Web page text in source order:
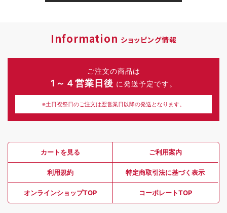
Information ショッピング情報
ご注文の商品は
1～４営業日後 に発送予定です。
※土日祝祭日のご注文は翌営業日以降の発送となります。
カートを見る ご利用案内
利用規約 特定商取引法に基づく表示
オンラインショップTOP コーポレートTOP